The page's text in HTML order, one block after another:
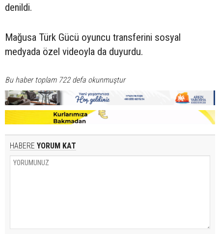
denildi.
Mağusa Türk Gücü oyuncu transferini sosyal
medyada özel videoyla da duyurdu.
Bu haber toplam 722 defa okunmuştur
HABERE YORUM KAT